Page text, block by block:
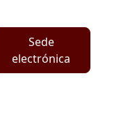
Sede
electrónica